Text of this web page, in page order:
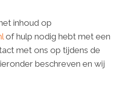
inhoud op
of hulp nodig hebt met een
met ons op tijdens de
beschreven en wij